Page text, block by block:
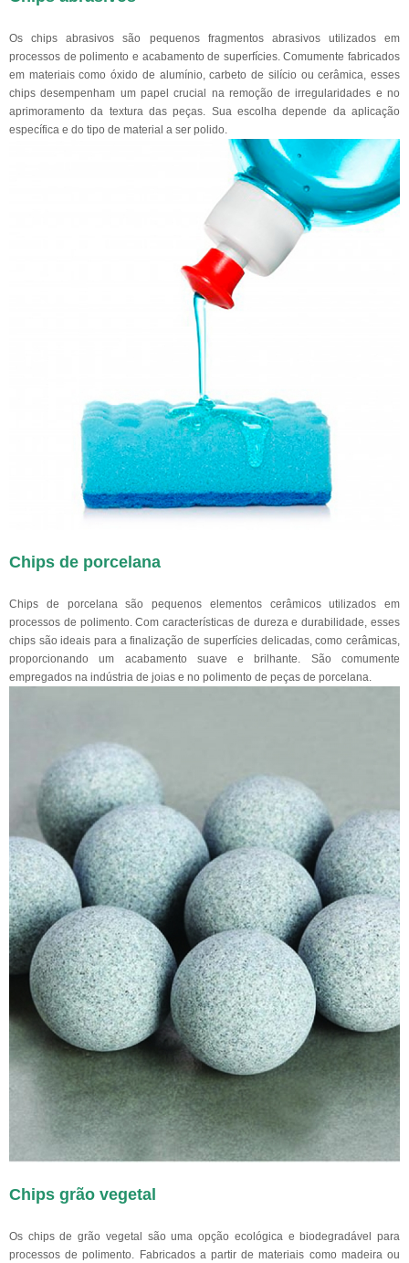
Os chips abrasivos são pequenos fragmentos abrasivos utilizados em
processos de polimento e acabamento de superfícies. Comumente fabricados
em materiais como óxido de alumínio, carbeto de silício ou cerâmica, esses
chips desempenham um papel crucial na remoção de irregularidades e no
aprimoramento da textura das peças. Sua escolha depende da aplicação
específica e do tipo de material a ser polido.
Chips de porcelana
Chips de porcelana são pequenos elementos cerâmicos utilizados em
processos de polimento. Com características de dureza e durabilidade, esses
chips são ideais para a finalização de superfícies delicadas, como cerâmicas,
proporcionando um acabamento suave e brilhante. São comumente
empregados na indústria de joias e no polimento de peças de porcelana.
Chips grão vegetal
Os chips de grão vegetal são uma opção ecológica e biodegradável para
processos de polimento. Fabricados a partir de materiais como madeira ou